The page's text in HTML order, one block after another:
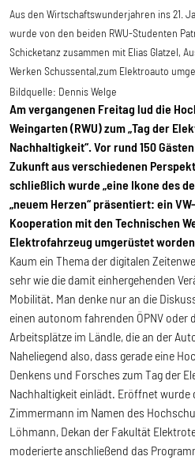
Aus den Wirtschaftswunderjahren ins 21.
wurde von den beiden RWU-Studenten
Schicketanz zusammen mit Elias Glatzel,
Werken Schussental,zum Elektroauto
Bildquelle: Dennis Welge
Am vergangenen Freitag lud die
Weingarten (RWU) zum „Tag der
Nachhaltigkeit“. Vor rund 150
Zukunft aus verschiedenen
schließlich wurde „eine Ikone des
„neuem Herzen“ präsentiert: ein
Kooperation mit den Technischen
Elektrofahrzeug umgerüstet
Kaum ein Thema der digitalen
sehr wie die damit einhergehenden
Mobilität. Man denke nur an die
einen autonom fahrenden ÖPNV oder
Arbeitsplätze im Ländle, die an der
Naheliegend also, dass gerade eine
Denkens und Forsches zum Tag der
Nachhaltigkeit einlädt. Eröffnet wurde
Zimmermann im Namen des
Löhmann, Dekan der Fakultät
moderierte anschließend das